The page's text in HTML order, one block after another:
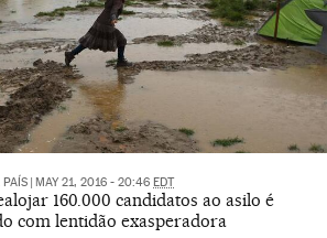
PAÍS MAY 21, 2016 - 20:46 EDT
160.000 candidatos ao asilo é
com lentidão exasperadora